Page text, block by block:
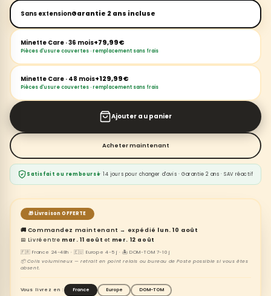
Sans extensionGarantie 2 ans incluse
Minette Care · 36 mois+79,99€
Pièces d'usure couvertes · remplacement sans frais
Minette Care · 48 mois+129,99€
Pièces d'usure couvertes · remplacement sans frais
Ajouter au panier
Acheter maintenant
Satisfait ou remboursé· 14 jours pour changer d'avis · Garantie 2 ans · SAV réactif
🎁 Livraison OFFERTE
🚚 Commandez maintenant → expédié lun. 10 août
📅 Livré entre mar. 11 août et mer. 12 août
🇫🇷 France 24-48h · 🇪🇺 Europe 4-5 j · 🏝️ DOM-TOM 7-10 j
📦 Colis volumineux — retrait en point relais ou bureau de Poste possible si vous êtes
absent.
Vous livrez en : France Europe DOM-TOM